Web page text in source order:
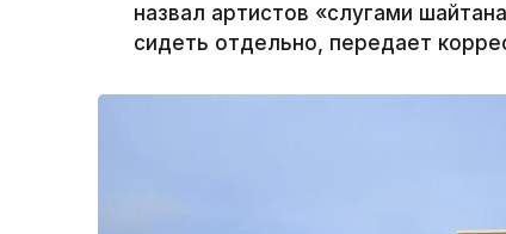
назвал артистов «слугами
сидеть отдельно, передает